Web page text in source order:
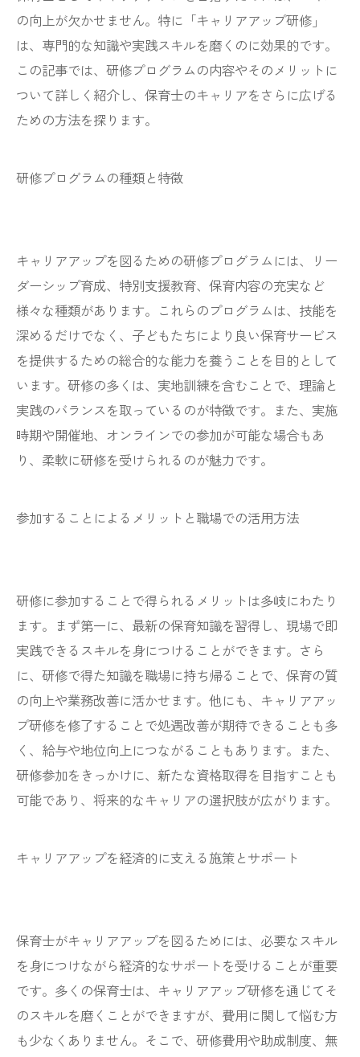
の向上が欠かせません。特に「キャリアアップ研修」
は、専門的な知識や実践スキルを磨くのに効果的です。
この記事では、研修プログラムの内容やそのメリットに
ついて詳しく紹介し、保育士のキャリアをさらに広げる
ための方法を探ります。
研修プログラムの種類と特徴
キャリアアップを図るための研修プログラムには、リー
ダーシップ育成、特別支援教育、保育内容の充実など
様々な種類があります。これらのプログラムは、技能を
深めるだけでなく、子どもたちにより良い保育サービス
を提供するための総合的な能力を養うことを目的として
います。研修の多くは、実地訓練を含むことで、理論と
実践のバランスを取っているのが特徴です。また、実施
時期や開催地、オンラインでの参加が可能な場合もあ
り、柔軟に研修を受けられるのが魅力です。
参加することによるメリットと職場での活用方法
研修に参加することで得られるメリットは多岐にわたり
ます。まず第一に、最新の保育知識を習得し、現場で即
実践できるスキルを身につけることができます。さら
に、研修で得た知識を職場に持ち帰ることで、保育の質
の向上や業務改善に活かせます。他にも、キャリアアッ
プ研修を修了することで処遇改善が期待できることも多
く、給与や地位向上につながることもあります。また、
研修参加をきっかけに、新たな資格取得を目指すことも
可能であり、将来的なキャリアの選択肢が広がります。
キャリアアップを経済的に支える施策とサポート
保育士がキャリアアップを図るためには、必要なスキル
を身につけながら経済的なサポートを受けることが重要
です。多くの保育士は、キャリアアップ研修を通じてそ
のスキルを磨くことができますが、費用に関して悩む方
も少なくありません。そこで、研修費用や助成制度、無